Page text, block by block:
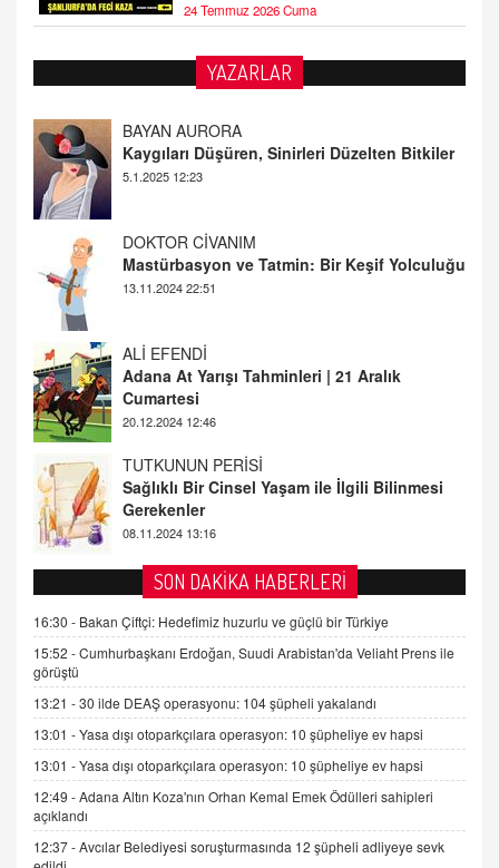
24 Temmuz 2026 Cuma
YAZARLAR
DOKTOR CİVANIM
Mastürbasyon ve Tatmin: Bir Keşif Yolculuğu
13.11.2024 22:51
ALİ EFENDİ
Adana At Yarışı Tahminleri | 21 Aralık
Cumartesi
TUTKUNUN PERİSİ
Sağlıklı Bir Cinsel Yaşam ile İlgili Bilinmesi
Gerekenler
08.11.2024 13:16
FARUK ÖNALAN
Tezkere Onaylanmasaydı…
2 Kasım 2021 Salı 00:11
AV. DOĞAN CAN DOĞAN
Kişisel verilerin korunması ve dijital hukukun
gelişimi
15.09.2025 16:17
SEHER EREK
Kış Ayları Geldi, Hangi Önlemler Alınmalı?
9.12.2025 10:11
İNCİ GÜL AKÖL
06.07.2026 13:00
SON DAKİKA HABERLERİ
16:30 - Bakan Çiftçi: Hedefimiz huzurlu ve güçlü bir Türkiye
15:52 -Cumhurbaşkanı Erdoğan, Suudi Arabistan'da Veliaht Prens ile
görüştü
13:21 -30 ilde DEAŞ operasyonu: 104 şüpheli yakalandı
13:01 -Yasa dışı otoparkçılara operasyon: 10 şüpheliye ev hapsi
13:01 -Yasa dışı otoparkçılara operasyon: 10 şüpheliye ev hapsi
12:49 -Adana Altın Koza'nın Orhan Kemal Emek Ödülleri sahipleri
açıklandı
12:37 -Avcılar Belediyesi soruşturmasında 12 şüpheli adliyeye sevk